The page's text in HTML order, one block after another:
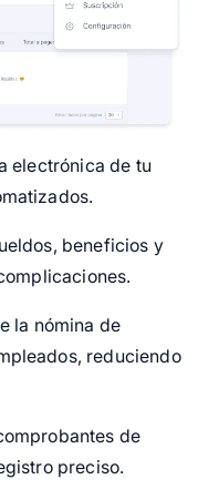
electrónica de tu
beneficios y
la nómina de
reduciendo
de
preciso.